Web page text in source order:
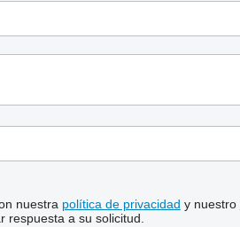
nuestra política de privacidad y nuestro
respuesta a su solicitud.